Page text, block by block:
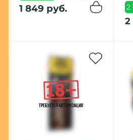
1 849 руб. 2
2